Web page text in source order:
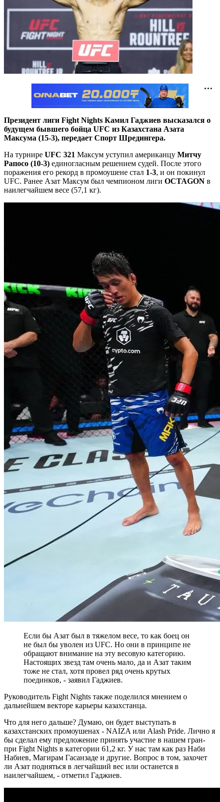
Президент лиги Fight Nights Камил Гаджиев высказался о
будущем бывшего бойца UFC из Казахстана Азата
Максума (15-3), передает Спорт Шредингера.
На турнире UFC 321 Максум уступил американцу Митчу
Рапосо (10-3) единогласным решением судей. После этого
поражения его рекорд в промоушене стал 1-3, и он покинул
UFC. Ранее Азат Максум был чемпионом лиги OCTAGON в
наилегчайшем весе (57,1 кг).
Если бы Азат был в тяжелом весе, то как боец он
не был бы уволен из UFC. Но они в принципе не
обращают внимание на эту весовую категорию.
Настоящих звезд там очень мало, да и Азат таким
тоже не стал, хотя провел ряд очень крутых
поединков, - заявил Гаджиев.
Руководитель Fight Nights также поделился мнением о
дальнейшем векторе карьеры казахстанца.
Что для него дальше? Думаю, он будет выступать в
казахстанских промоушенах - NAIZA или Alash Pride. Лично я
бы сделал ему предложение принять участие в нашем гран-
при Fight Nights в категории 61,2 кг. У нас там как раз Наби
Набиев, Магирам Гасанзаде и другие. Вопрос в том, захочет
ли Азат подняться в легчайший вес или останется в
наилегчайшем, - отметил Гаджиев.